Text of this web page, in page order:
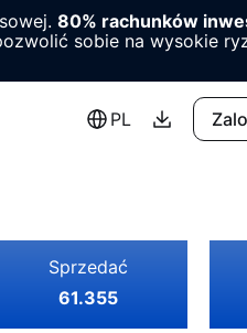
80% rachunków
sobie na wysokie
PL
Sprzedać
61.355